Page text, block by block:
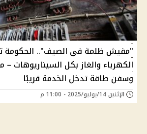
"مفيش ظلمة في الصيف".. الحكومة
الكهرباء والغاز بكل السيناريوهات
وسفن طاقة تدخل الخدمة قريبًا
الإثنين 14/يوليو/2025 - 11:00 م